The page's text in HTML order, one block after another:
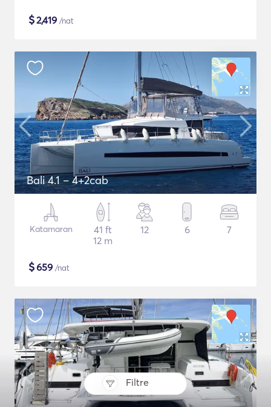
Filtre
$2,419 /nat
Bali 4.1 – 4+2cab
Katamaran
41 ft
12 m
12 6 7
$659 /nat